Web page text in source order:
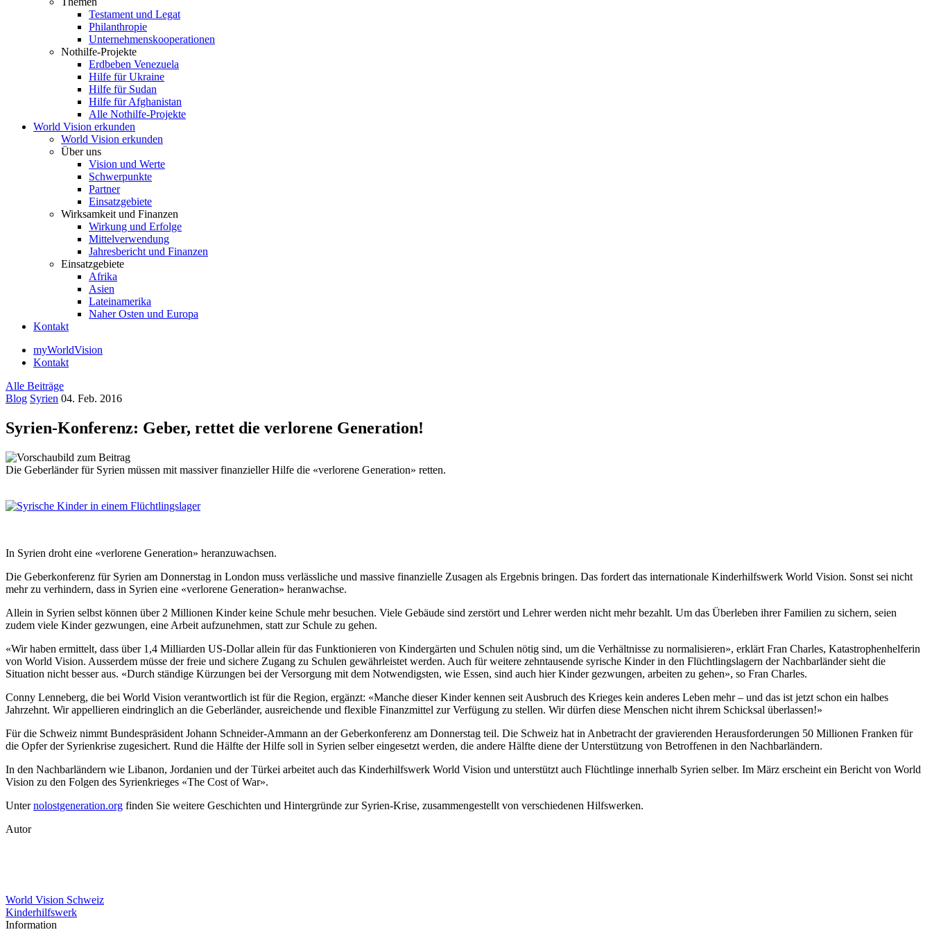
Testament und Legat
Philanthropie
Unternehmenskooperationen
Nothilfe-Projekte
Erdbeben Venezuela
Hilfe für Ukraine
Hilfe für Sudan
Hilfe für Afghanistan
Alle Nothilfe-Projekte
World Vision erkunden
World Vision erkunden
Über uns
Vision und Werte
Schwerpunkte
Partner
Einsatzgebiete
Wirksamkeit und Finanzen
Wirkung und Erfolge
Mittelverwendung
Jahresbericht und Finanzen
Einsatzgebiete
Afrika
Asien
Lateinamerika
Naher Osten und Europa
Kontakt
myWorldVision
Kontakt
Alle Beiträge
Blog Syrien 04. Feb. 2016
Syrien-Konferenz: Geber, rettet die verlorene Generation!
Die Geberländer für Syrien müssen mit massiver finanzieller Hilfe die «verlorene Generation» retten.
In Syrien droht eine «verlorene Generation» heranzuwachsen.
Die Geberkonferenz für Syrien am Donnerstag in London muss verlässliche und massive finanzielle Zusagen als Ergebnis bringen. Das fordert das internationale Kinderhilfswerk World Vision. Sonst sei nicht
mehr zu verhindern, dass in Syrien eine «verlorene Generation» heranwachse.
Allein in Syrien selbst können über 2 Millionen Kinder keine Schule mehr besuchen. Viele Gebäude sind zerstört und Lehrer werden nicht mehr bezahlt. Um das Überleben ihrer Familien zu sichern, seien
zudem viele Kinder gezwungen, eine Arbeit aufzunehmen, statt zur Schule zu gehen.
«Wir haben ermittelt, dass über 1,4 Milliarden US-Dollar allein für das Funktionieren von Kindergärten und Schulen nötig sind, um die Verhältnisse zu normalisieren», erklärt Fran Charles, Katastrophenhelferin
von World Vision. Ausserdem müsse der freie und sichere Zugang zu Schulen gewährleistet werden. Auch für weitere zehntausende syrische Kinder in den Flüchtlingslagern der Nachbarländer sieht die
Situation nicht besser aus. «Durch ständige Kürzungen bei der Versorgung mit dem Notwendigsten, wie Essen, sind auch hier Kinder gezwungen, arbeiten zu gehen», so Fran Charles.
Conny Lenneberg, die bei World Vision verantwortlich ist für die Region, ergänzt: «Manche dieser Kinder kennen seit Ausbruch des Krieges kein anderes Leben mehr – und das ist jetzt schon ein halbes
Jahrzehnt. Wir appellieren eindringlich an die Geberländer, ausreichende und flexible Finanzmittel zur Verfügung zu stellen. Wir dürfen diese Menschen nicht ihrem Schicksal überlassen!»
Für die Schweiz nimmt Bundespräsident Johann Schneider-Ammann an der Geberkonferenz am Donnerstag teil. Die Schweiz hat in Anbetracht der gravierenden Herausforderungen 50 Millionen Franken für
die Opfer der Syrienkrise zugesichert. Rund die Hälfte der Hilfe soll in Syrien selber eingesetzt werden, die andere Hälfte diene der Unterstützung von Betroffenen in den Nachbarländern.
In den Nachbarländern wie Libanon, Jordanien und der Türkei arbeitet auch das Kinderhilfswerk World Vision und unterstützt auch Flüchtlinge innerhalb Syrien selber. Im März erscheint ein Bericht von World
Vision zu den Folgen des Syrienkrieges «The Cost of War».
Unternolostgeneration.org finden Sie weitere Geschichten und Hintergründe zur Syrien-Krise, zusammengestellt von verschiedenen Hilfswerken.
Autor
World Vision Schweiz
Kinderhilfswerk
Information